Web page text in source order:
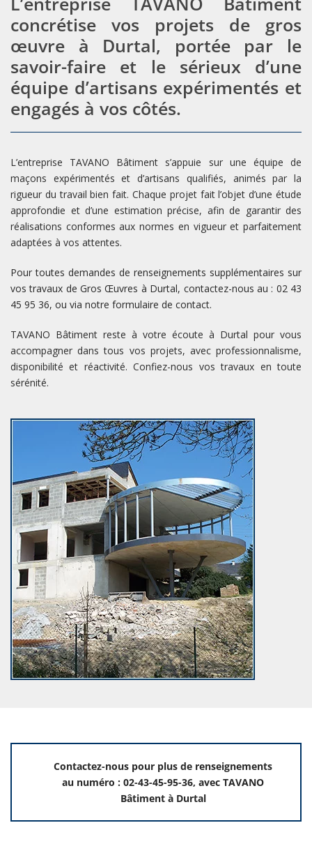
concrétise vos projets de gros
œuvre à Durtal, portée par le
savoir-faire et le sérieux d’une
équipe d’artisans expérimentés et
engagés à vos côtés.
L’entreprise TAVANO Bâtiment s’appuie sur une équipe de
maçons expérimentés et d’artisans qualifiés, animés par la
rigueur du travail bien fait. Chaque projet fait l’objet d’une étude
approfondie et d’une estimation précise, afin de garantir des
réalisations conformes aux normes en vigueur et parfaitement
adaptées à vos attentes.
Pour toutes demandes de renseignements supplémentaires sur
vos travaux de Gros Œuvres à Durtal, contactez-nous au : 02 43
45 95 36, ou via notre formulaire de contact.
TAVANO Bâtiment reste à votre écoute à Durtal pour vous
accompagner dans tous vos projets, avec professionnalisme,
disponibilité et réactivité. Confiez-nous vos travaux en toute
sérénité.
Contactez-nous pour plus de renseignements
au numéro : 02-43-45-95-36, avec TAVANO
Bâtiment à Durtal